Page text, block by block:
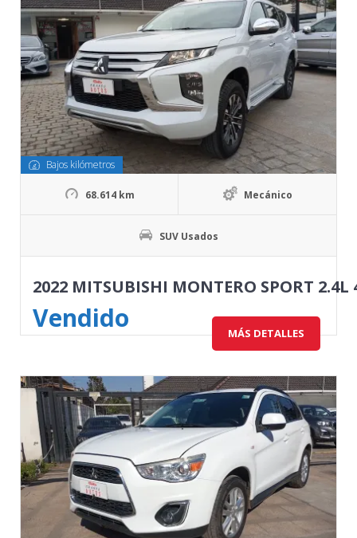
Bajos kilómetros
68.614 km Mecánico
SUV Usados
2022 MITSUBISHI MONTERO SPORT 2.4L
Vendido MÁS DETALLES